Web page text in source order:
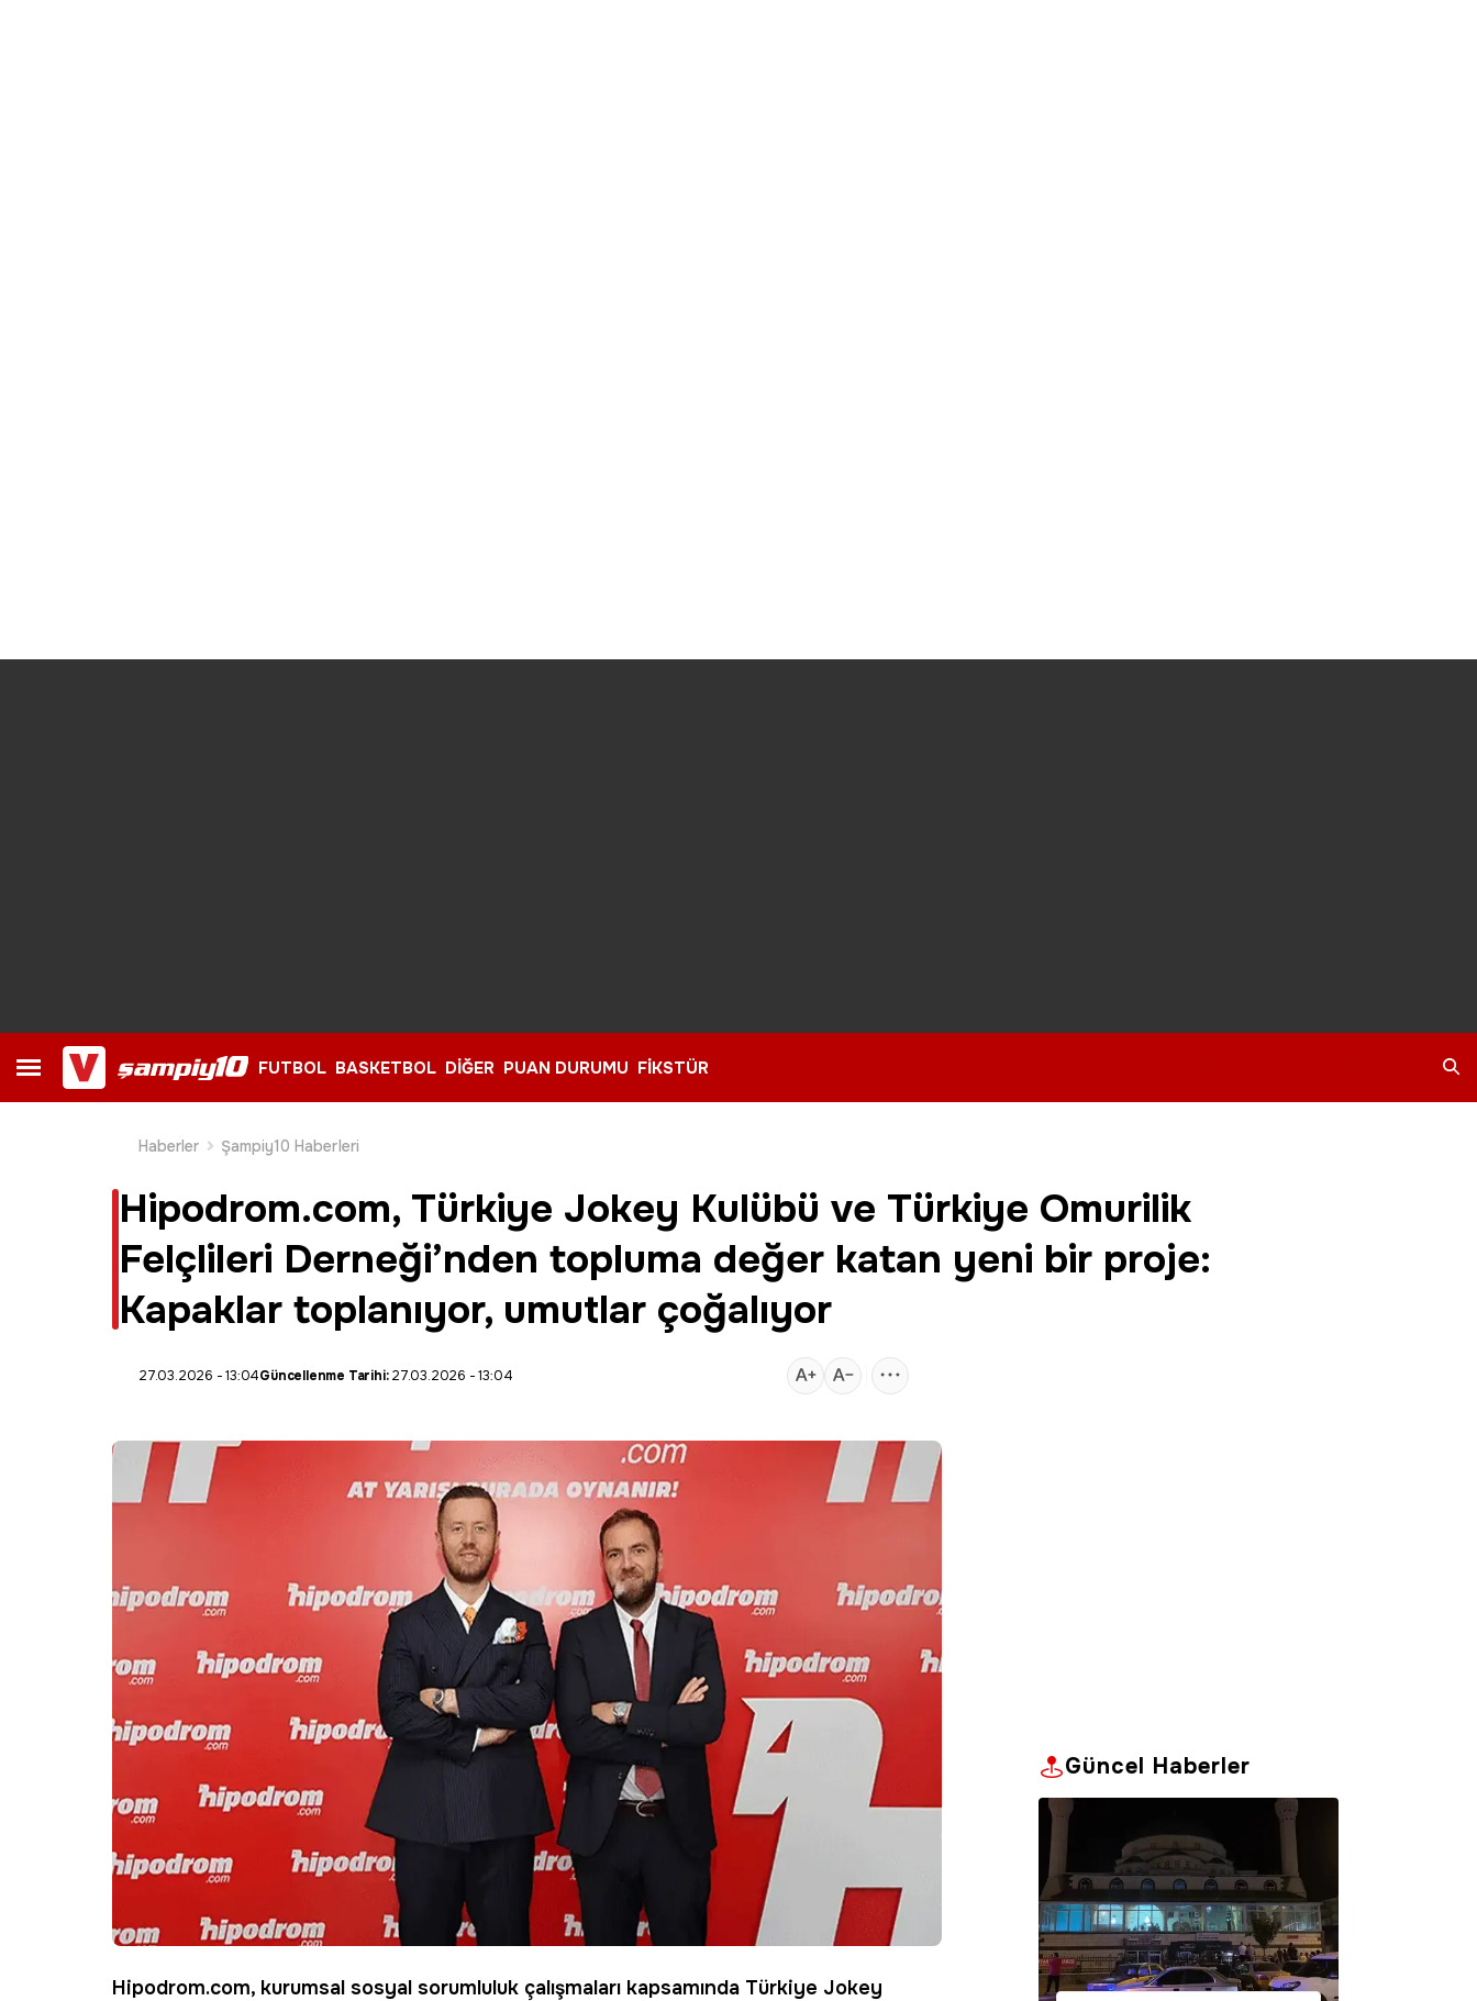
FUTBOL BASKETBOL DİĞER PUAN DURUMU FİKSTÜR
Haberler
Şampiy10 Haberleri
Hipodrom.com, Türkiye Jokey Kulübü ve Türkiye Omurilik
Felçlileri Derneği’nden topluma değer katan yeni bir proje:
Kapaklar toplanıyor, umutlar çoğalıyor
27.03.2026 - 13:04Güncellenme Tarihi:27.03.2026 - 13:04
Hipodrom.com, kurumsal sosyal sorumluluk çalışmaları kapsamında Türkiye Jokey
Güncel Haberler